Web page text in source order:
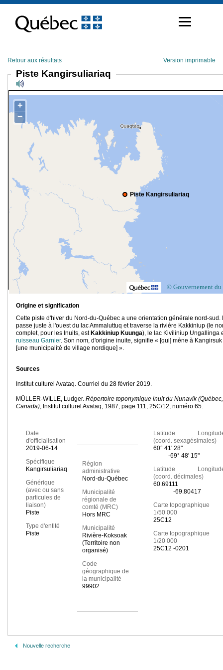
contenu
Retour aux résultats Version imprimable
Piste Kangirsuliariaq
Piste Kangirsuliariaq
+
−
© Gouvernement du
Origine et signification
Cette piste d'hiver du Nord-du-Québec a une orientation générale nord-sud.
passe juste à l'ouest du lac Ammaluttuq et traverse la rivière Kakkiniup (le
complet, pour les Inuits, est Kakkiniup Kuunga), le lac Kiviliniup Ungallinga
ruisseau Garnier. Son nom, d'origine inuite, signifie « [qui] mène à Kangirsuk
[une municipalité de village nordique] ».
Sources
Institut culturel Avataq. Courriel du 28 février 2019.
MÜLLER-WILLE, Ludger. Répertoire toponymique inuit du Nunavik (Québec,
Canada), Institut culturel Avataq, 1987, page 111, 25C/12, numéro 65.
Date
d'officialisation
2019-06-14
Spécifique
Kangirsuliariaq
Générique
(avec ou sans
particules de
liaison)
Piste
Type d'entité
Piste
Région
administrative
Nord-du-Québec
Municipalité
régionale de
comté (MRC)
Hors MRC
Municipalité
Rivière-Koksoak
(Territoire non
organisé)
Code
géographique de
la municipalité
99902
Latitude
(coord. sexagésimales)
60° 41' 28"
-69° 48' 15"
Latitude
(coord. décimales)
60.69111
-69.80417
Carte topographique
1/50 000
25C12
Carte topographique
1/20 000
25C12 -0201
Nouvelle recherche